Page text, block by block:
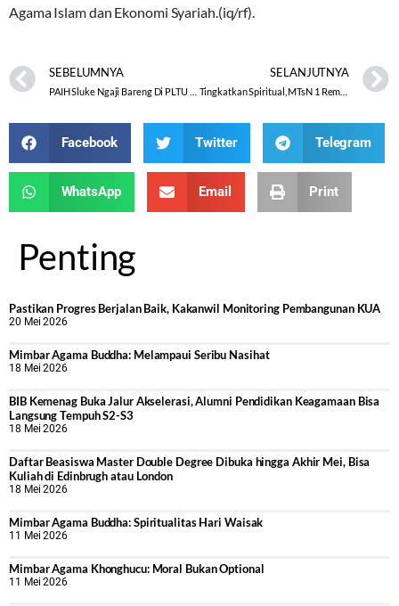
Agama Islam dan Ekonomi Syariah.(iq/rf).
SEBELUMNYA SELANJUTNYA
Facebook Twitter Telegram
WhatsApp Email Print
Penting
Pastikan Progres Berjalan Baik, Kakanwil Monitoring Pembangunan KUA
20 Mei 2026
Mimbar Agama Buddha: Melampaui Seribu Nasihat
18 Mei 2026
BIB Kemenag Buka Jalur Akselerasi, Alumni Pendidikan Keagamaan Bisa
Langsung Tempuh S2-S3
18 Mei 2026
Daftar Beasiswa Master Double Degree Dibuka hingga Akhir Mei, Bisa
Kuliah di Edinbrugh atau London
18 Mei 2026
Mimbar Agama Buddha: Spiritualitas Hari Waisak
11 Mei 2026
Mimbar Agama Khonghucu: Moral Bukan Optional
11 Mei 2026